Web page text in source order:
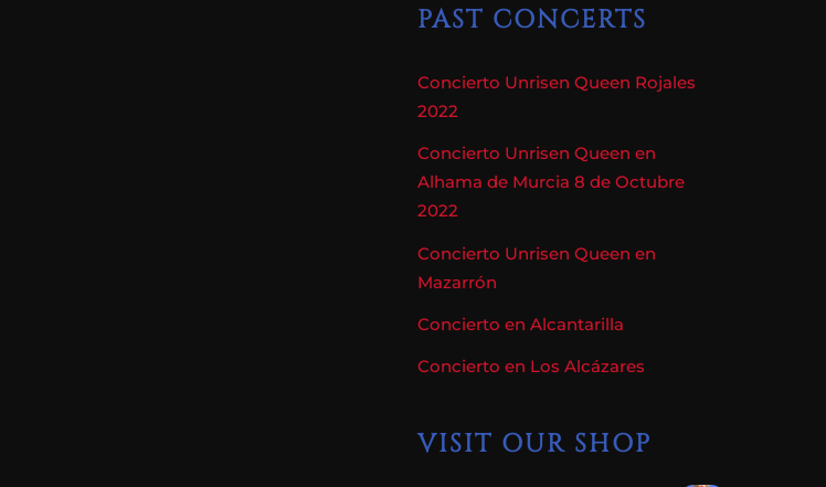
PAST CONCERTS
Concierto Unrisen Queen Rojales
2022
Concierto Unrisen Queen en
Alhama de Murcia 8 de Octubre
2022
Concierto Unrisen Queen en
Mazarrón
Concierto en Alcantarilla
Concierto en Los Alcázares
VISIT OUR SHOP